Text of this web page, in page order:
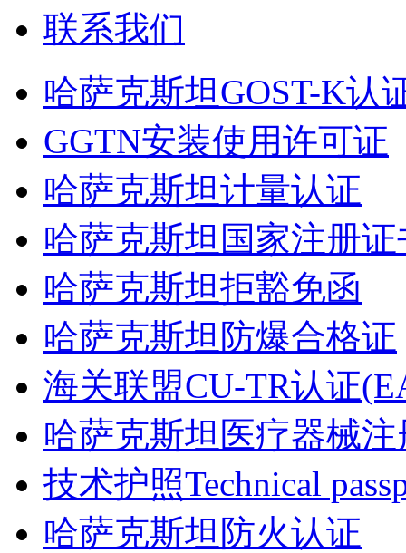
联系我们
哈萨克斯坦GOST-K认
GGTN安装使用许可证
哈萨克斯坦计量认证
哈萨克斯坦国家注册证
哈萨克斯坦拒豁免函
哈萨克斯坦防爆合格证
海关联盟CU-TR认证
哈萨克斯坦医疗器械注
技术护照Technical
哈萨克斯坦防火认证